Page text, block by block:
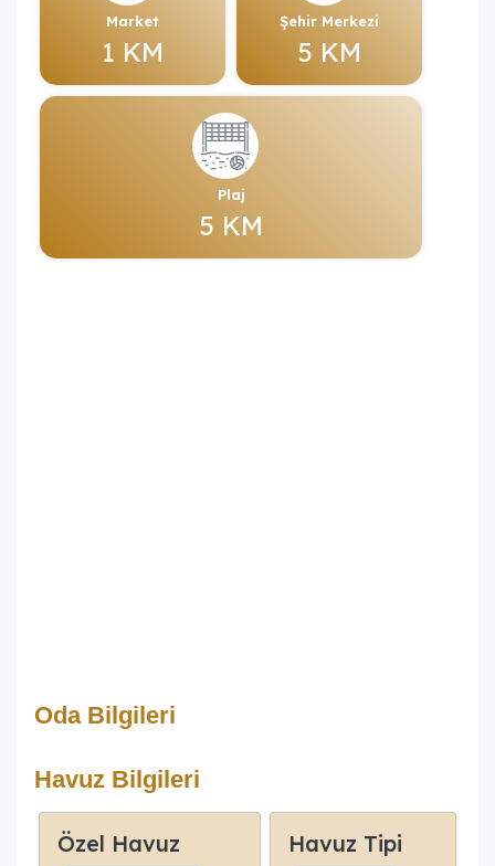
Market
1 KM
Şehir Merkezi
5 KM
Plaj
5 KM
Oda Bilgileri
Havuz Bilgileri
Özel Havuz Havuz Tipi